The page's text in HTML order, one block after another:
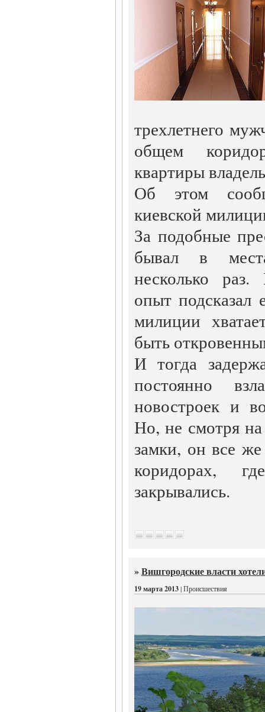
трехлетнего
общем
квартиры
Об этом
киевской
За подобные
бывал в
несколько
опыт подсказал
милиции
быть
И тогда
постоянно
новостроек и
Но, не смотря
замки, он все
коридорах,
закрывались.
»Вишгородские власти
19 марта 2013| Происшествия